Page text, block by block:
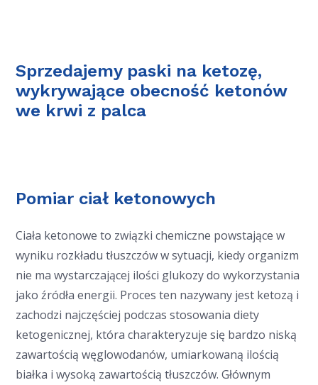
Sprzedajemy paski na ketozę,
wykrywające obecność ketonów
we krwi z palca
Pomiar ciał ketonowych
Ciała ketonowe to związki chemiczne powstające w
wyniku rozkładu tłuszczów w sytuacji, kiedy organizm
nie ma wystarczającej ilości glukozy do wykorzystania
jako źródła energii. Proces ten nazywany jest ketozą i
zachodzi najczęściej podczas stosowania diety
ketogenicznej, która charakteryzuje się bardzo niską
zawartością węglowodanów, umiarkowaną ilością
białka i wysoką zawartością tłuszczów. Głównym